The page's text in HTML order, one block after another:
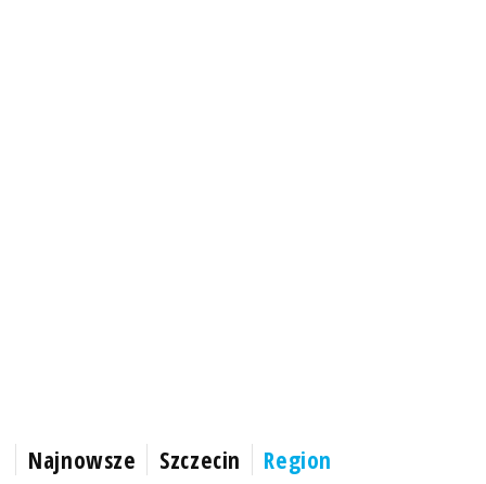
Najnowsze Szczecin
Region